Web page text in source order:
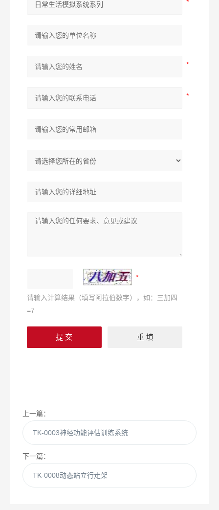
请输入计算结果（填写阿拉伯数字），如：三加四
=7
上一篇：
TK-0003神经功能评估训练系统
下一篇：
TK-0008动态站立行走架